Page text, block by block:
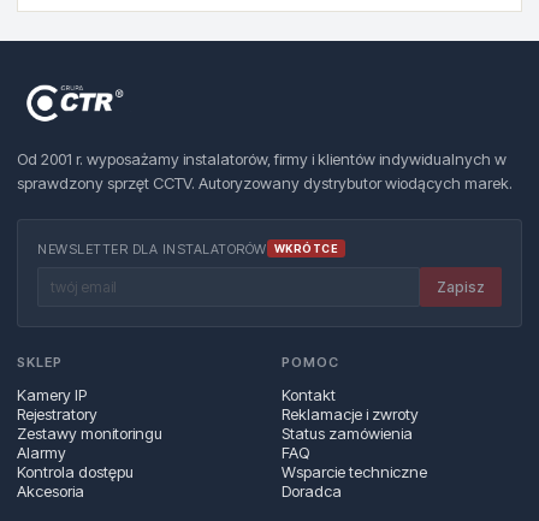
Od 2001 r. wyposażamy instalatorów, firmy i klientów indywidualnych w
sprawdzony sprzęt CCTV. Autoryzowany dystrybutor wiodących marek.
NEWSLETTER DLA INSTALATORÓW WKRÓTCE
Zapisz
SKLEP
Kamery IP
Rejestratory
Zestawy monitoringu
Alarmy
Kontrola dostępu
Akcesoria
POMOC
Kontakt
Reklamacje i zwroty
Status zamówienia
FAQ
Wsparcie techniczne
Doradca